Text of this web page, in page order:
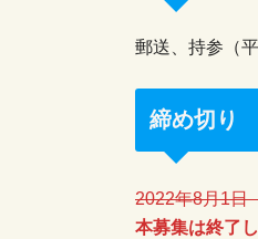
郵送、持参（
締め切り
2022年8月1日
本募集は終了